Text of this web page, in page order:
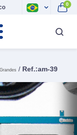
0
/ Ref.:am-39